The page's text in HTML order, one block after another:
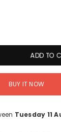
ADD TO
BUY IT NOW
Tuesday 11